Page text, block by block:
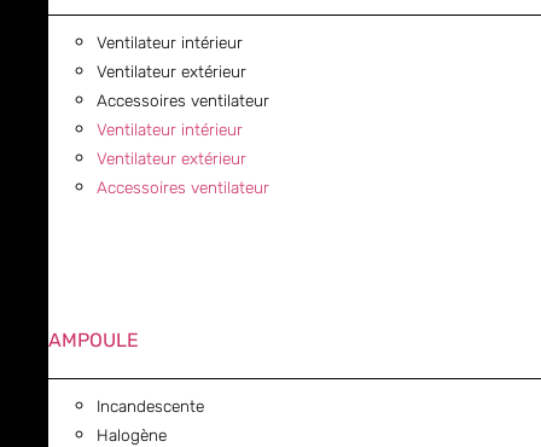
Ventilateur intérieur
Ventilateur extérieur
Accessoires ventilateur
Ventilateur intérieur
Ventilateur extérieur
Accessoires ventilateur
AMPOULE
Incandescente
Halogène